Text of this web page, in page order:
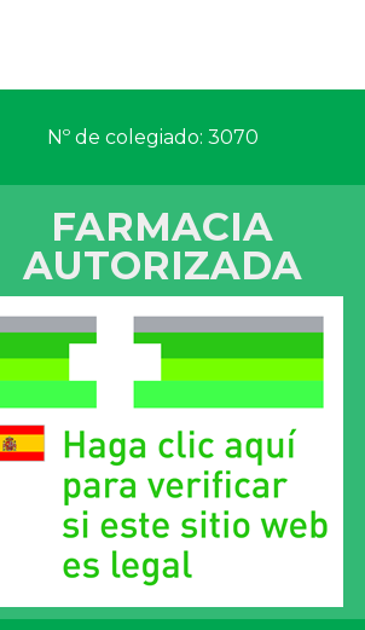
Nº de colegiado: 3070
FARMACIA
AUTORIZADA